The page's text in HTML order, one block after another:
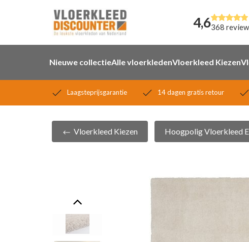
4,6368
Nieuwe collectieAlle vloerkledenVloerkleed Kiezen
Laagsteprijsgarantie 14 dagen gratis retour
Vloerkleed Kiezen Hoogpolig Vloerkleed